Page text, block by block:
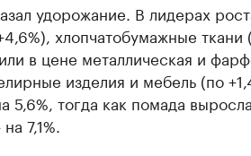
удорожание. В лидерах
хлопчатобумажные ткани
в цене металлическая и
изделия и мебель (по
тогда как помада
7,1%.